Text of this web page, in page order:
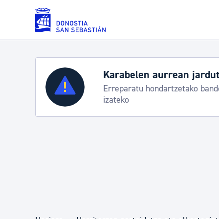
Eduki nagusira joan
Zerbitzuak
Errolda eta gai pertsonalak
Karabelen aurrean
Erreparatu hondartzetako
izateko